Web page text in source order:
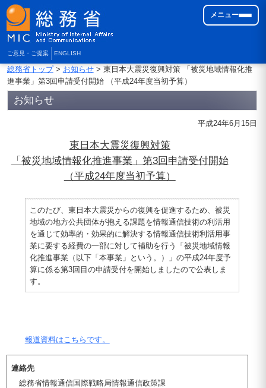
ご意見・ご提案 ENGLISH
メニュー
総務省トップ> お知らせ> 東日本大震災復興対策 「被災地域情報化推
進事業」第3回申請受付開始 （平成24年度当初予算）
お知らせ
平成24年6月15日
東日本大震災復興対策
「被災地域情報化推進事業」第3回申請受付開始
（平成24年度当初予算）
このたび、東日本大震災からの復興を促進するため、被災
地域の地方公共団体が抱える課題を情報通信技術の利活用
を通じて効率的・効果的に解決する情報通信技術利活用事
業に要する経費の一部に対して補助を行う「被災地域情報
化推進事業（以下「本事業」という。）」の平成24年度予
算に係る第3回目の申請受付を開始しましたので公表しま
す。
報道資料はこちらです。
連絡先
総務省情報通信国際戦略局情報通信政策課